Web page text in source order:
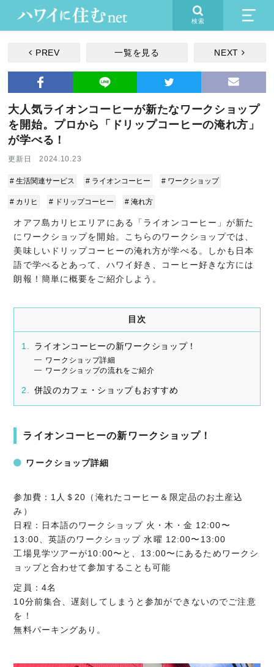
検索
PREV 一覧を見る NEXT
大人気ライオンコーヒーが新たなワークショップ
を開始。プロから「ドリップコーヒーの淹れ方」
が学べる！
更新日 2024.10.23
# 生活関連サービス # ライオンコーヒー # ワークショップ
# カリヒ # ドリップコーヒー # 淹れ方
オアフ島カリヒエリアにある「ライオンコーヒー」が新た
にワークショップを開始。こちらのワークショップでは、
美味しいドリップコーヒーの淹れ方が学べる。しかも日本
語で学べるとあって、ハワイ好き、コーヒー好きな方には
朗報！簡単に概要をご紹介しよう。
目次
ライオンコーヒーの新ワークショップ！
ワークショップ詳細
ワークショップの流れをご紹介
併設のカフェ・ショップもおすすめ
ライオンコーヒーの新ワークショップ！
ワークショップ詳細
参加費：1人＄20（淹れたコーヒー＆限定品のお土産込
み）
日程：日本語のワークショップ 火・木・金 12:00〜
13:00、英語のワークショップ 水曜 12:00〜13:00
工場見学ツアーが10:00〜と、13:00〜にあるためワークシ
ョップと合わせて参加することも可能
定員：4名
10分前集合、遅刻してしまうと参加ができないのでご注意
を！
無料パーキングあり。